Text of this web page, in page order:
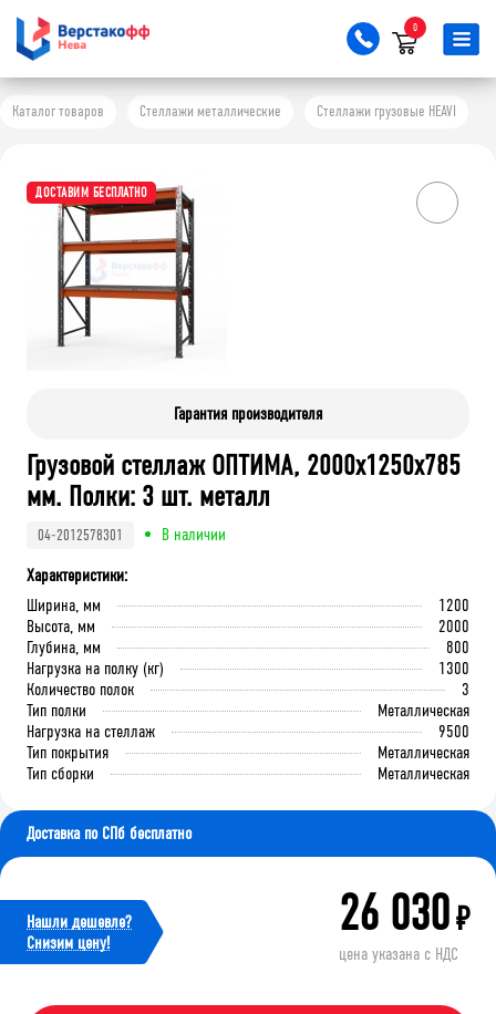
0
Каталог товаров Стеллажи металлические Стеллажи грузовые HEAVI
ДОСТАВИМ БЕСПЛАТНО
Гарантия производителя
Грузовой стеллаж ОПТИМА, 2000x1250x785
мм. Полки: 3 шт. металл
04-2012578301
В наличии
Характеристики:
Ширина, мм
1200
Высота, мм
2000
Глубина, мм
800
Нагрузка на полку (кг)
1300
Количество полок
3
Тип полки
Металлическая
Нагрузка на стеллаж
9500
Тип покрытия
Металлическая
Тип сборки
Металлическая
Доставка по СПб бесплатно
Нашли дешевле?
Cнизим цену!
26 030₽
цена указана с НДС